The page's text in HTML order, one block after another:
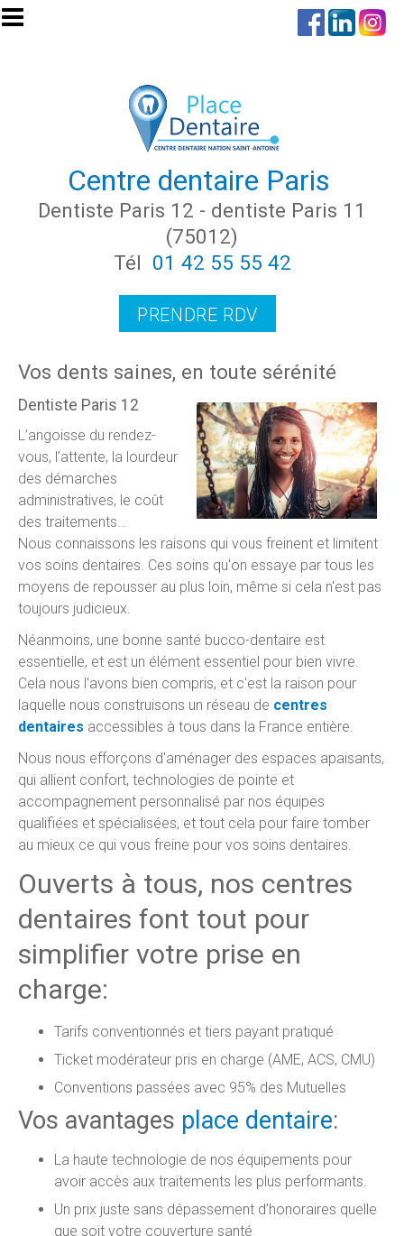
Aller au contenu principal
Centre dentaire Paris
Dentiste Paris 12 - dentiste Paris 11
(75012)
Tél 01 42 55 55 42
PRENDRE RDV
Vos dents saines, en toute sérénité
Dentiste Paris 12
L’angoisse du rendez-
vous, l’attente, la lourdeur
des démarches
administratives, le coût
des traitements…
Nous connaissons les raisons qui vous freinent et limitent
vos soins dentaires. Ces soins qu'on essaye par tous les
moyens de repousser au plus loin, même si cela n'est pas
toujours judicieux.
Néanmoins, une bonne santé bucco-dentaire est
essentielle, et est un élément essentiel pour bien vivre.
Cela nous l'avons bien compris, et c'est la raison pour
laquelle nous construisons un réseau de centres
dentaires accessibles à tous dans la France entière.
Nous nous efforçons d'aménager des espaces apaisants,
qui allient confort, technologies de pointe et
accompagnement personnalisé par nos équipes
qualifiées et spécialisées, et tout cela pour faire tomber
au mieux ce qui vous freine pour vos soins dentaires.
Ouverts à tous, nos centres
dentaires font tout pour
simplifier votre prise en
charge:
Tarifs conventionnés et tiers payant pratiqué
Ticket modérateur pris en charge (AME, ACS, CMU)
Conventions passées avec 95% des Mutuelles
Vos avantages place dentaire:
La haute technologie de nos équipements pour
avoir accès aux traitements les plus performants.
Un prix juste sans dépassement d’honoraires quelle
que soit votre couverture santé